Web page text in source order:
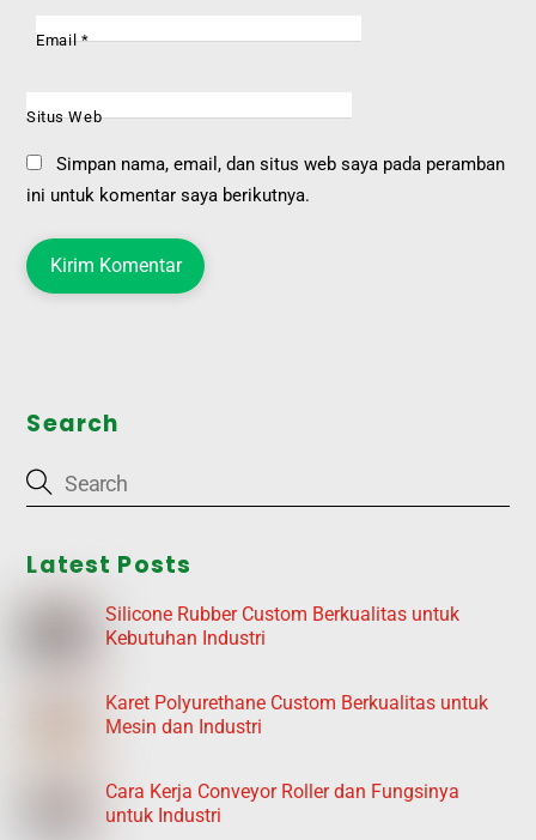
Email*
Situs Web
Simpan nama, email, dan situs web saya pada peramban
ini untuk komentar saya berikutnya.
Search
Latest Posts
Silicone Rubber Custom Berkualitas untuk
Kebutuhan Industri
Karet Polyurethane Custom Berkualitas untuk
Mesin dan Industri
Cara Kerja Conveyor Roller dan Fungsinya
untuk Industri